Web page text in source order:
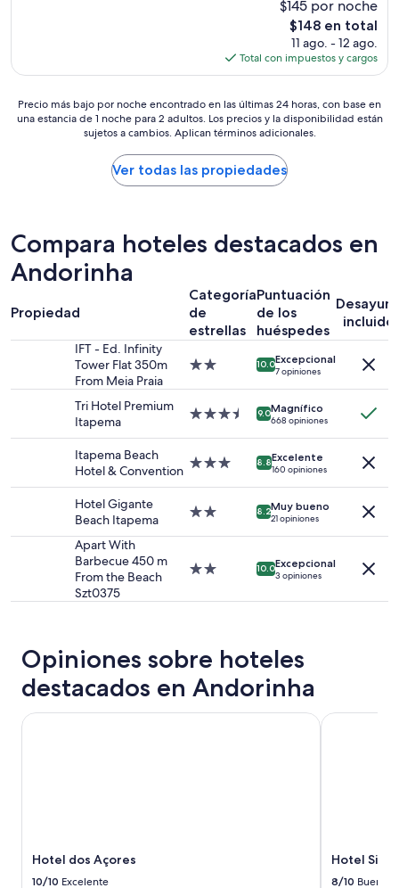
$145 por noche
El
precio
actual
es
$148
$148 en total
11 ago. - 12 ago.
Total con impuestos y cargos
Precio
más
últimas
24
horas,
con
en
estancia
noche
adultos.
y
disponibilidad
están
Aplican
Precio más bajo por noche encontrado en las últimas 24 horas, con base en
una estancia de 1 noche para 2 adultos. Los precios y la disponibilidad están
sujetos a cambios. Aplican términos adicionales.
Ver todas las propiedades
Compara hoteles destacados en
Andorinha
Propiedad
Categoría
de
estrellas
Puntuación
de los
huéspedes
incluido
IFT - Ed. Infinity
Tower Flat 350m
From Meia Praia
Propiedad
estrellas
10.0Excepcional
7 opiniones
Tri Hotel Premium
Itapema
Propiedad
estrellas
9.0Magnífico
668 opiniones
Itapema Beach
Hotel & Convention Propiedad
estrellas
8.8Excelente
160 opiniones
Hotel Gigante
Beach Itapema
Propiedad
estrellas
8.2Muy bueno
21 opiniones
Apart With
Barbecue 450 m
From the Beach
Szt0375
Propiedad
2.0
10.0Excepcional
3 opiniones
Opiniones sobre hoteles
destacados en Andorinha
Hotel dos Açores
10/10 Excelente
Hotel dos Açores
Hotel
8/10 Bueno
Hotel